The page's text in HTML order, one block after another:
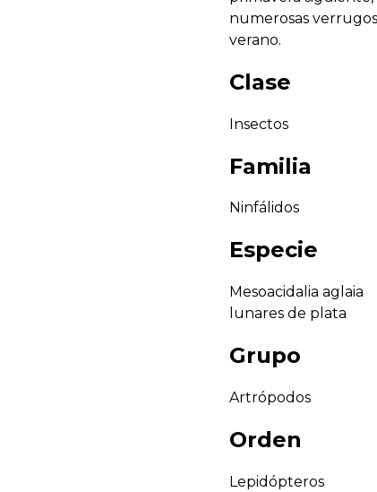
numerosas
verano.
Clase
Insectos
Familia
Ninfálidos
Especie
Mesoacidalia aglaia
lunares de plata
Grupo
Artrópodos
Orden
Lepidópteros